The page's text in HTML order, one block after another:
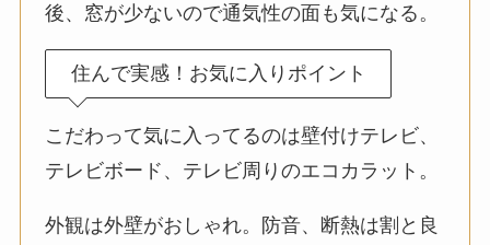
後、窓が少ないので通気性の面も気になる。
住んで実感！お気に入りポイント
こだわって気に入ってるのは壁付けテレビ、
テレビボード、テレビ周りのエコカラット。
外観は外壁がおしゃれ。防音、断熱は割と良